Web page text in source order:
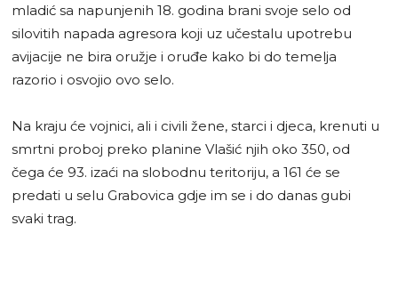
mladić sa napunjenih 18. godina brani svoje selo od
silovitih napada agresora koji uz učestalu upotrebu
avijacije ne bira oružje i oruđe kako bi do temelja
razorio i osvojio ovo selo.
Na kraju će vojnici, ali i civili žene, starci i djeca, krenuti u
smrtni proboj preko planine Vlašić njih oko 350, od
čega će 93. izaći na slobodnu teritoriju, a 161 će se
predati u selu Grabovica gdje im se i do danas gubi
svaki trag.